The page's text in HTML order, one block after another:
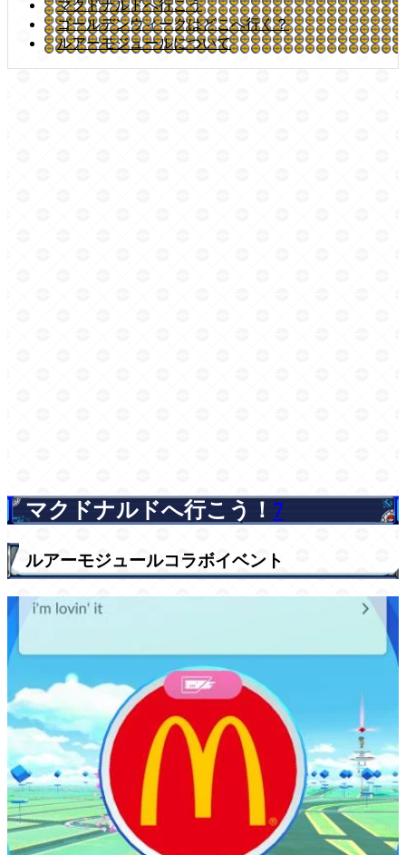
マクドナルドへ行こう
ゴールデンウィークはどこへ行く？
ルアーモジュールについて
マクドナルドへ行こう！ 7
ルアーモジュールコラボイベント